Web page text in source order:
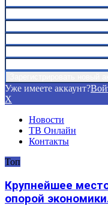
Уже имеете аккаунт?
X
Новости
ТВ Онлайн
Контакты
Топ
Крупнейшее
опорой